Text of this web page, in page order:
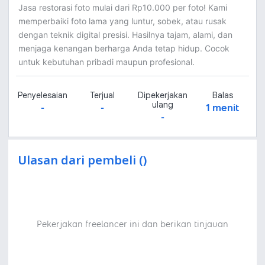
Jasa restorasi foto mulai dari Rp10.000 per foto! Kami
memperbaiki foto lama yang luntur, sobek, atau rusak
dengan teknik digital presisi. Hasilnya tajam, alami, dan
menjaga kenangan berharga Anda tetap hidup. Cocok
untuk kebutuhan pribadi maupun profesional.
Penyelesaian
-
Terjual
-
Dipekerjakan
ulang
-
Balas
1 menit
Ulasan dari pembeli ()
Pekerjakan freelancer ini dan berikan tinjauan